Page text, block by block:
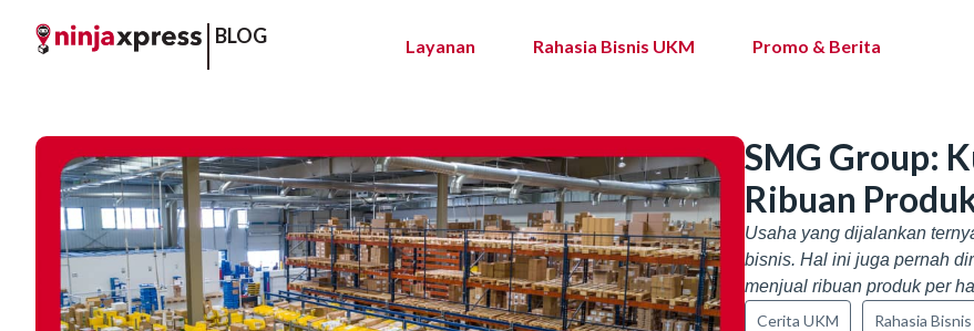
BLOG Layanan Rahasia Bisnis UKM Promo & Berita
SMG Group:
Ribuan
Usaha yang dijalankan
bisnis. Hal ini juga pernah
menjual ribuan produk per
Cerita UKM
Rahasia